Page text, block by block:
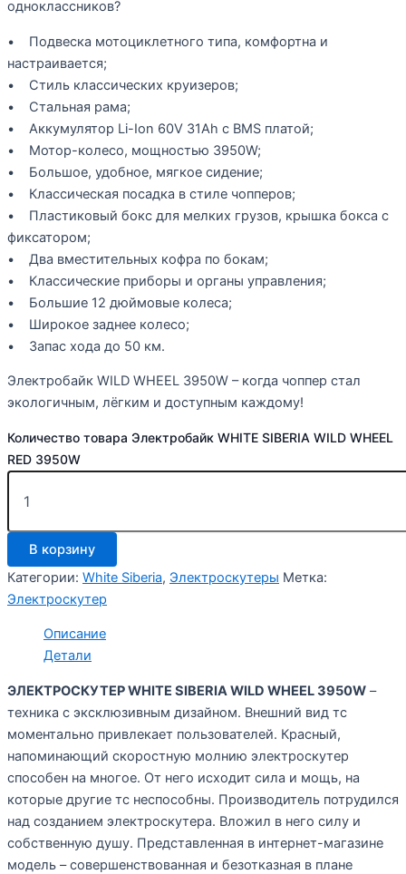
одноклассников?
• Подвеска мотоциклетного типа, комфортна и
настраивается;
• Стиль классических круизеров;
• Стальная рама;
• Аккумулятор Li-Ion 60V 31Ah с BMS платой;
• Мотор-колесо, мощностью 3950W;
• Большое, удобное, мягкое сидение;
• Классическая посадка в стиле чопперов;
• Пластиковый бокс для мелких грузов, крышка бокса с
фиксатором;
• Два вместительных кофра по бокам;
• Классические приборы и органы управления;
• Большие 12 дюймовые колеса;
• Широкое заднее колесо;
• Запас хода до 50 км.
Электробайк WILD WHEEL 3950W – когда чоппер стал
экологичным, лёгким и доступным каждому!
Количество товара Электробайк WHITE SIBERIA WILD WHEEL
RED 3950W
В корзину
Категории: White Siberia, Электроскутеры Метка:
Электроскутер
Описание
Детали
ЭЛЕКТРОСКУТЕР WHITE SIBERIA WILD WHEEL 3950W –
техника с эксклюзивным дизайном. Внешний вид тс
моментально привлекает пользователей. Красный,
напоминающий скоростную молнию электроскутер
способен на многое. От него исходит сила и мощь, на
которые другие тс неспособны. Производитель потрудился
над созданием электроскутера. Вложил в него силу и
собственную душу. Представленная в интернет-магазине
модель – совершенствованная и безотказная в плане